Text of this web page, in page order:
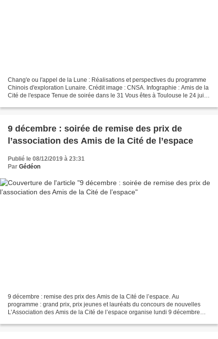
Chang'e ou l'appel de la Lune : Réalisations et perspectives du programme
Chinois d'exploration Lunaire. Crédit image : CNSA. Infographie : Amis de la
Cité de l'espace Tenue de soirée dans le 31 Vous êtes à Toulouse le 24 juin
9 décembre : soirée de remise des prix de
l’association des Amis de la Cité de l’espace
Publié le 08/12/2019 à 23:31
Par Gédéon
9 décembre : remise des prix des Amis de la Cité de l’espace. Au
programme : grand prix, prix jeunes et lauréats du concours de nouvelles
L’Association des Amis de la Cité de l’espace organise lundi 9 décembre